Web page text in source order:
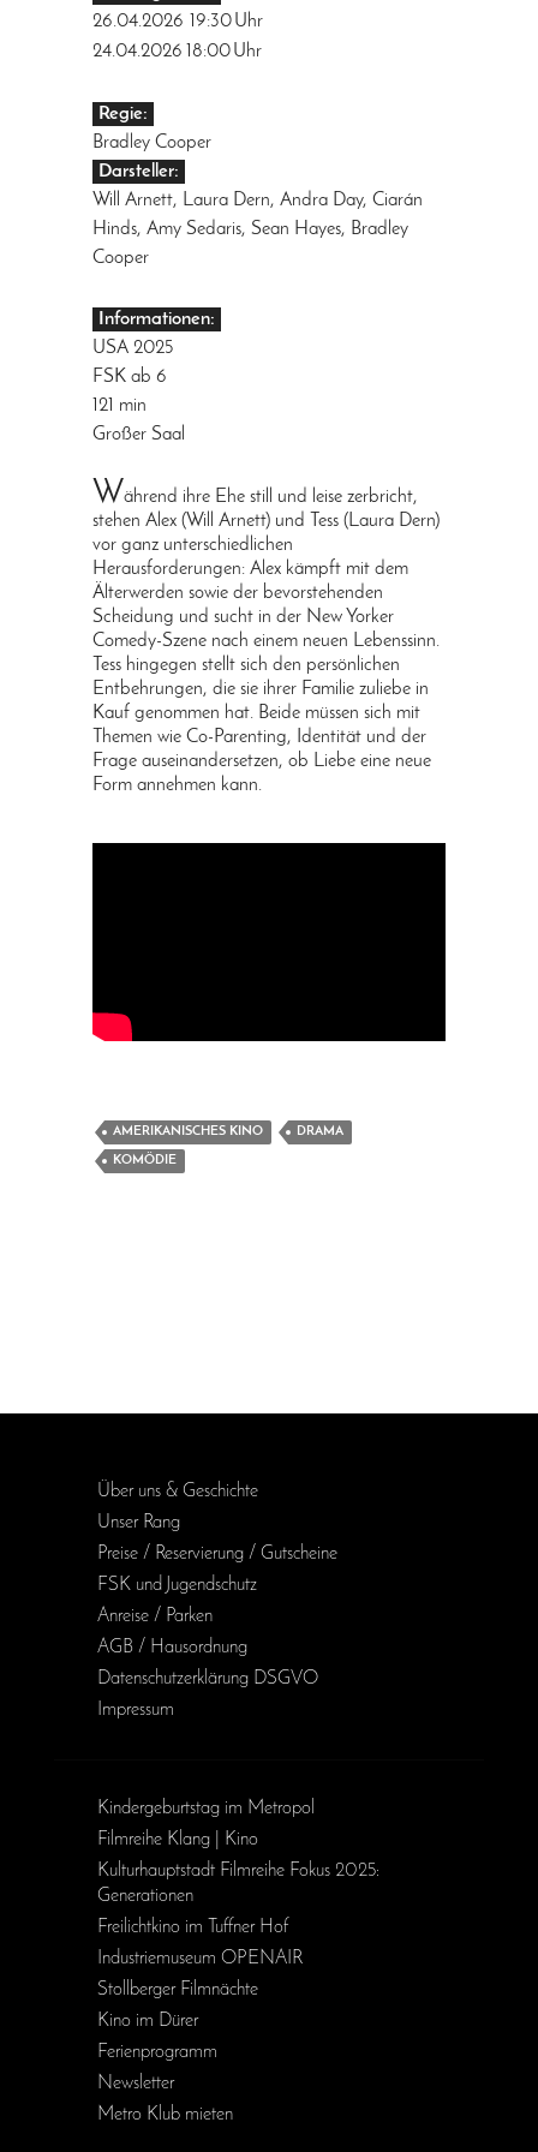
26.04.2026
19:30Uhr
24.04.2026 18:00Uhr
Regie:
Bradley Cooper
Darsteller:
Will Arnett, Laura Dern, Andra Day, Ciarán
Hinds, Amy Sedaris, Sean Hayes, Bradley
Cooper
Informationen:
USA 2025
FSK ab 6
121 min
Großer Saal
Während ihre Ehe still und leise zerbricht,
stehen Alex (Will Arnett) und Tess (Laura Dern)
vor ganz unterschiedlichen
Herausforderungen: Alex kämpft mit dem
Älterwerden sowie der bevorstehenden
Scheidung und sucht in der New Yorker
Comedy-Szene nach einem neuen Lebenssinn.
Tess hingegen stellt sich den persönlichen
Entbehrungen, die sie ihrer Familie zuliebe in
Kauf genommen hat. Beide müssen sich mit
Themen wie Co-Parenting, Identität und der
Frage auseinandersetzen, ob Liebe eine neue
Form annehmen kann.
AMERIKANISCHES KINO DRAMA
KOMÖDIE
Über uns & Geschichte
Unser Rang
Preise / Reservierung / Gutscheine
FSK und Jugendschutz
Anreise / Parken
AGB / Haus­ordnung
Daten­schutz­erklärung DSGVO
Impressum
Kinder­geburts­tag im Metropol
Filmreihe Klang | Kino
Kulturhauptstadt Filmreihe Fokus 2025:
Generationen
Freilichtkino im Tuffner Hof
Industriemuseum OPENAIR
Stollberger Filmnächte
Kino im Dürer
Ferienprogramm
Newsletter
Metro Klub mieten